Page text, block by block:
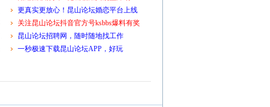
更真实更放心！昆山论坛婚恋平台上线
关注昆山论坛抖音官方号ksbbs爆料有奖
昆山论坛招聘网，随时随地找工作
一秒极速下载昆山论坛APP，好玩